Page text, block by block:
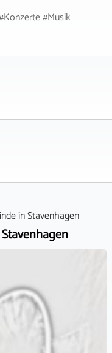
#Musik
inStavenhagen